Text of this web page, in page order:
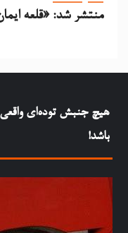
منتشر شد: «قلعه
هيچ جنبش توده‌ای
باشد!